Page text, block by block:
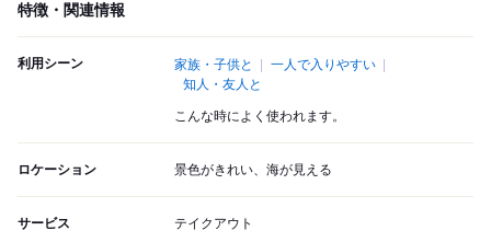
特徴・関連情報
利用シーン 家族・子供と
一人で入りやすい
知人・友人と
こんな時によく使われます。
ロケーション 景色がきれい、海が見える
サービス テイクアウト